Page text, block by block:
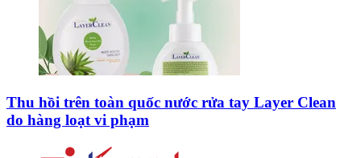
Thu hồi trên toàn quốc nước rửa tay Layer Clean
do hàng loạt vi phạm